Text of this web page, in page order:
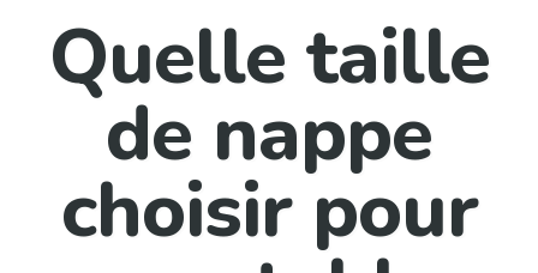
Quelle taille
de nappe
choisir pour